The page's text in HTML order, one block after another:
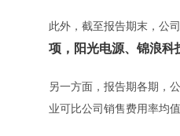
此外，截至报告期末，公
项，阳光电源、锦浪科
另一方面，报告期各期，
业可比公司销售费用率均